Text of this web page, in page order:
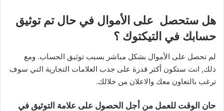
هل ستحصل على الأموال في حال تم توثيق
حسابك في التيكتوك ؟
لم تحصل على الأموال بشكل مباشر بسبب توثيق الحساب. ومع
ذلك, انت ستكون أكثر قدرة على جذب العلامات التجارية التي سوف
ترغب بالتعاون معك والاعلان من خلالك.
حان الوقت للعمل من أجل الحصول على علامة التوثيق في